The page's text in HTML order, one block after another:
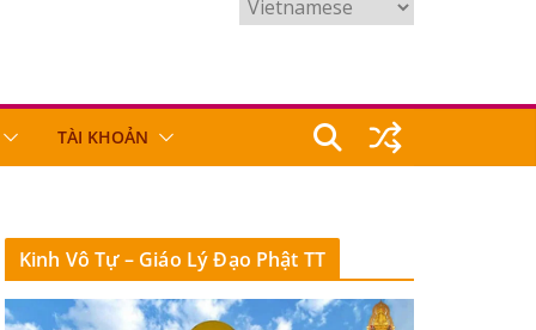
TÀI KHOẢN
Kinh Vô Tự – Giáo Lý Đạo Phật TT